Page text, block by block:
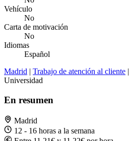
Vehículo
No
Carta de motivación
No
Idiomas
Español
Madrid | Trabajo de atención al cliente
Universidad
En resumen
Madrid
12 - 16 horas a la semana